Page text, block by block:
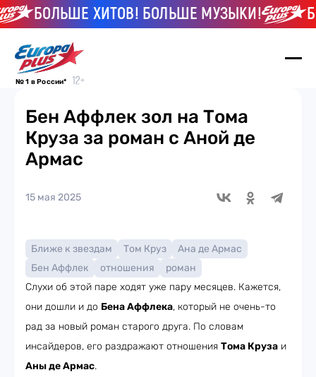
БОЛЬШЕ ХИТОВ! БОЛЬШЕ МУЗЫКИ!
№ 1 в России*
Бен Аффлек зол на Тома
Круза за роман с Аной де
Армас
15 мая 2025
Ближе к звездам Том Круз
Ана де Армас
Бен Аффлек
отношения
роман
Слухи об этой паре ходят уже пару месяцев. Кажется,
они дошли и до Бена Аффлека, который не очень-то
рад за новый роман старого друга. По словам
инсайдеров, его раздражают отношения Тома Круза и
Аны де Армас.